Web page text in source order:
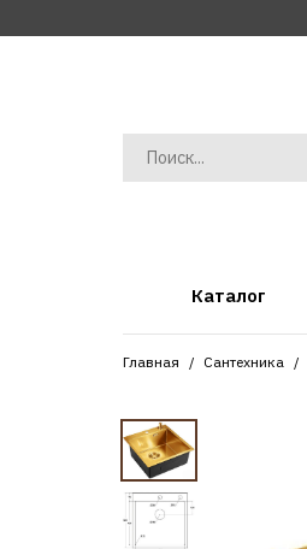
Каталог
Главная Сантехника